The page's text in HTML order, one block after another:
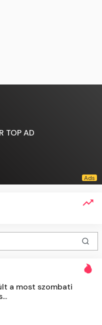
TOP AD
a most szombati